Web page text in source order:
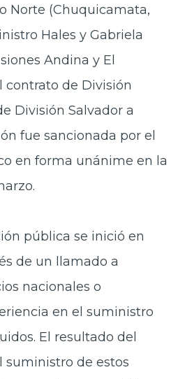
Norte (Chuquicamata,
Hales y Gabriela
Andina y El
contrato de División
División Salvador a
fue sancionada por el
en forma unánime en la
pública se inició en
de un llamado a
nacionales o
en el suministro
El resultado del
suministro de estos